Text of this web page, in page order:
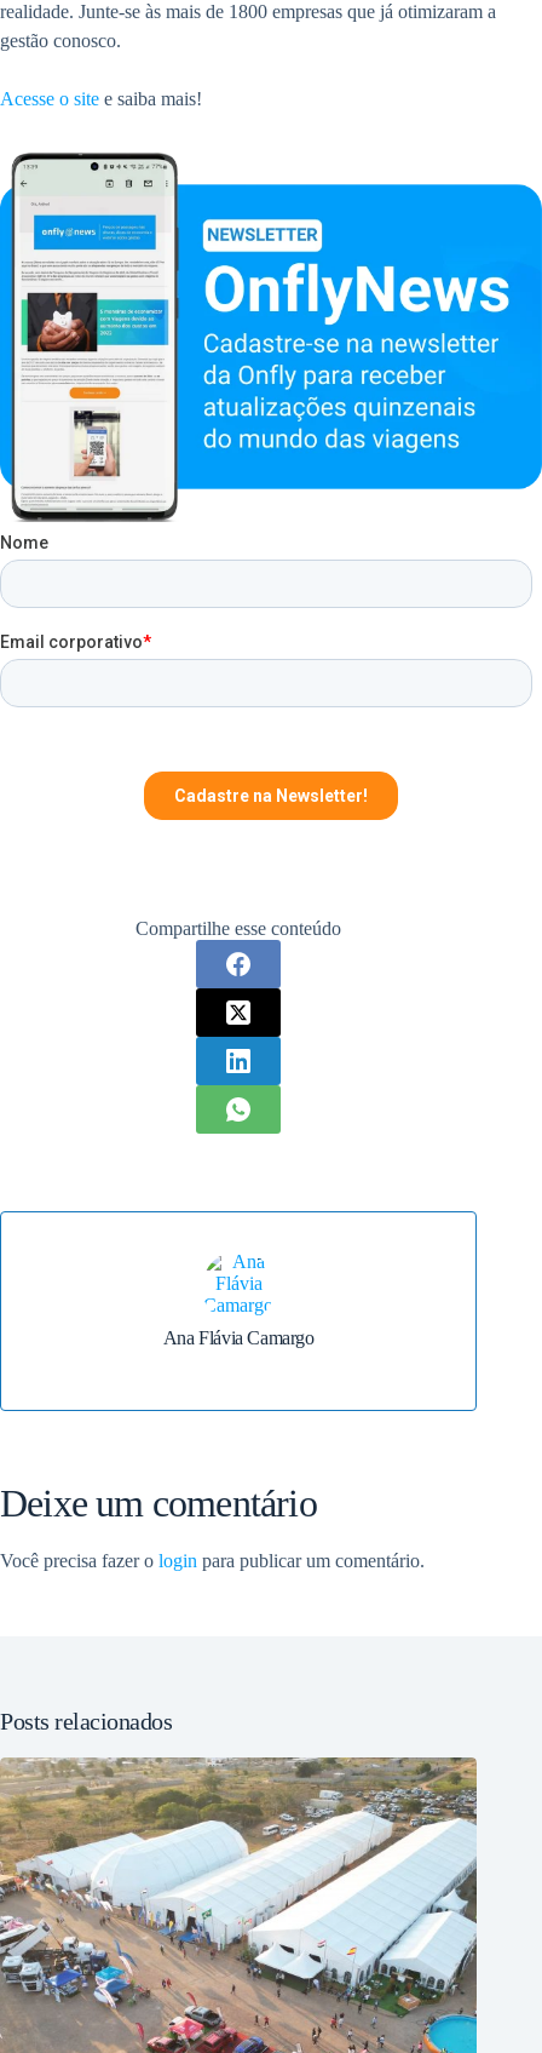
realidade. Junte-se às mais de 1800 empresas que já otimizaram a
gestão conosco.
Acesse o site e saiba mais!
Compartilhe esse conteúdo
Ana Flávia Camargo
Deixe um comentário
Você precisa fazer o login para publicar um comentário.
Posts relacionados